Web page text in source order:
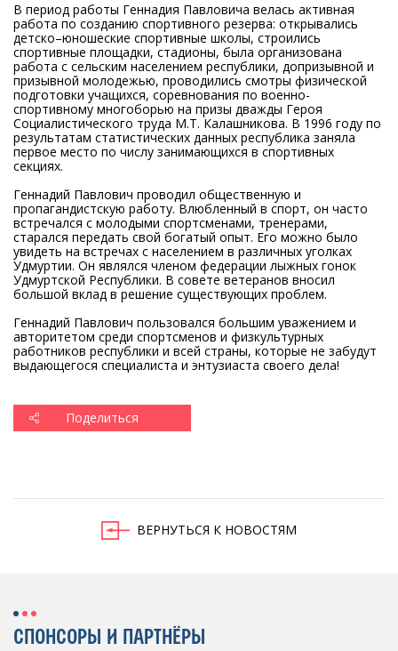
В период работы Геннадия Павловича велась активная
работа по созданию спортивного резерва: открывались
детско–юношеские спортивные школы, строились
спортивные площадки, стадионы, была организована
работа с сельским населением республики, допризывной и
призывной молодежью, проводились смотры физической
подготовки учащихся, соревнования по военно-
спортивному многоборью на призы дважды Героя
Социалистического труда М.Т. Калашникова. В 1996 году по
результатам статистических данных республика заняла
первое место по числу занимающихся в спортивных
секциях.
Геннадий Павлович проводил общественную и
пропагандистскую работу. Влюбленный в спорт, он часто
встречался с молодыми спортсменами, тренерами,
старался передать свой богатый опыт. Его можно было
увидеть на встречах с населением в различных уголках
Удмуртии. Он являлся членом федерации лыжных гонок
Удмуртской Республики. В совете ветеранов вносил
большой вклад в решение существующих проблем.
Геннадий Павлович пользовался большим уважением и
авторитетом среди спортсменов и физкультурных
работников республики и всей страны, которые не забудут
выдающегося специалиста и энтузиаста своего дела!
Поделиться
ВЕРНУТЬСЯ К НОВОСТЯМ
СПОНСОРЫ И ПАРТНЁРЫ